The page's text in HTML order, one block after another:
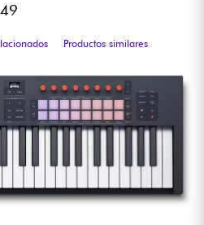
Productos similares